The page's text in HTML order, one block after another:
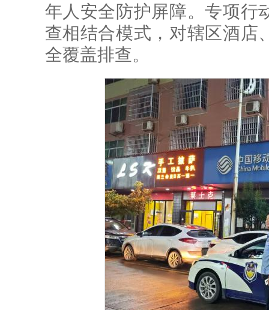
年人安全防护屏障。专项行
查相结合模式，对辖区酒店
全覆盖排查。